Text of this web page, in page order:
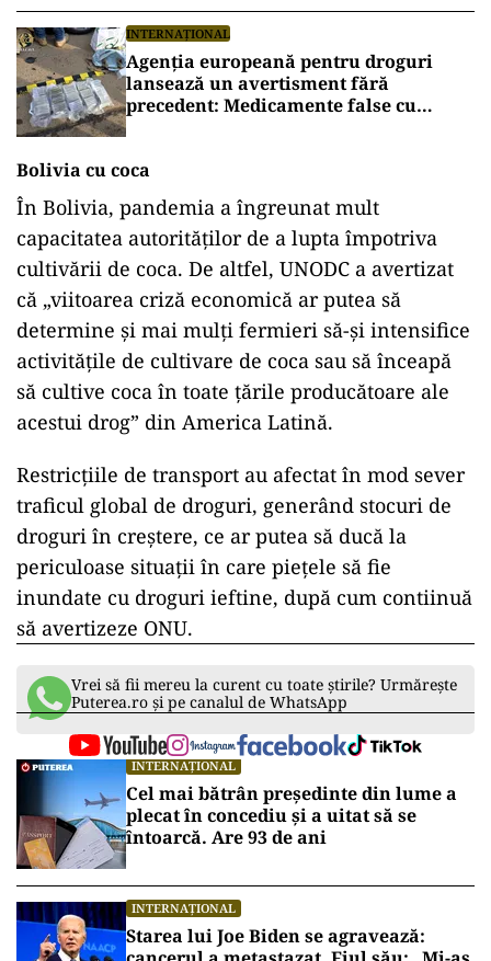
INTERNAȚIONAL
Agenția europeană pentru droguri
lansează un avertisment fără
precedent: Medicamente false cu
Bolivia cu coca
În Bolivia, pandemia a îngreunat mult
capacitatea autorităţilor de a lupta împotriva
cultivării de coca. De altfel, UNODC a avertizat
că „viitoarea criză economică ar putea să
determine şi mai mulţi fermieri să-şi intensifice
activităţile de cultivare de coca sau să înceapă
să cultive coca în toate ţările producătoare ale
acestui drog” din America Latină.
Restricţiile de transport au afectat în mod sever
traficul global de droguri, generând stocuri de
droguri în creştere, ce ar putea să ducă la
periculoase situaţii în care pieţele să fie
inundate cu droguri ieftine, după cum contiinuă
să avertizeze ONU.
Vrei să fii mereu la curent cu toate știrile? Urmărește
Puterea.ro și pe canalul de WhatsApp
INTERNAȚIONAL
Cel mai bătrân președinte din lume a
plecat în concediu și a uitat să se
întoarcă. Are 93 de ani
INTERNAȚIONAL
Starea lui Joe Biden se agravează: